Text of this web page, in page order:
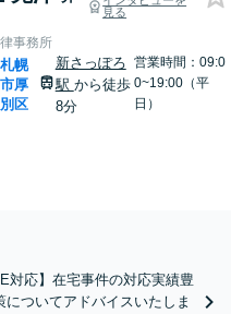
見る
事務所
札幌
市厚
別区
新さっぽろ
駅 から徒歩
8分
営業時間：09:0
0~19:00（平
日）
対応】在宅事件の対応実績豊
ついてアドバイスいたしま